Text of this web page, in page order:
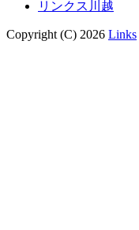
リンクス川越
Copyright (C) 2026 Links